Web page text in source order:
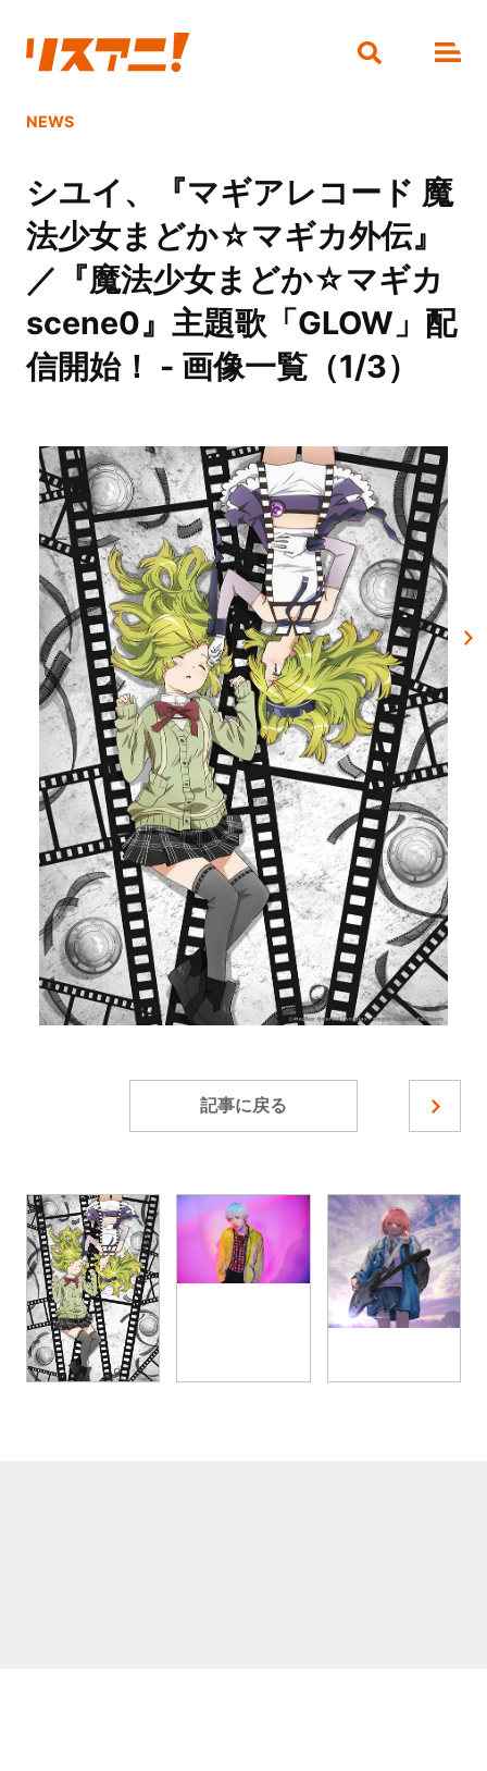
NEWS
シユイ、『マギアレコード 魔
法少女まどか☆マギカ外伝』
／『魔法少女まどか☆マギカ
scene0』主題歌「GLOW」配
信開始！ - 画像一覧（1/3）
記事に戻る